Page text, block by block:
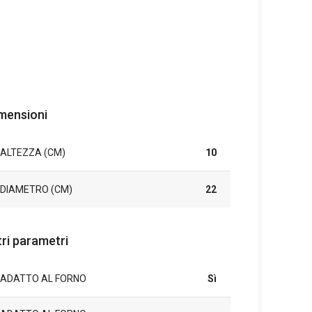
ALTEZZA (CM) 10
DIAMETRO (CM) 22
parametri
ADATTO AL FORNO Sì